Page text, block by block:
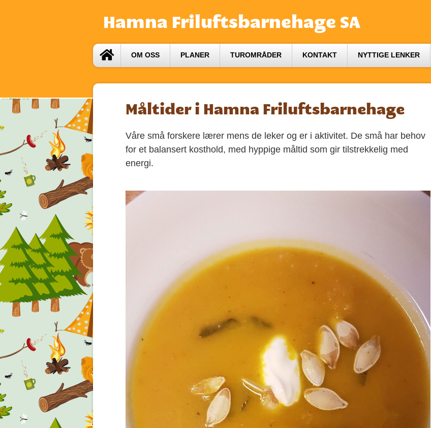
Hamna Friluftsbarnehage SA
OM OSS PLANER TUROMRÅDER KONTAKT NYTTIGE LENKER
Måltider i Hamna Friluftsbarnehage
Våre små forskere lærer mens de leker og er i aktivitet. De små har behov
for et balansert kosthold, med hyppige måltid som gir tilstrekkelig med
energi.